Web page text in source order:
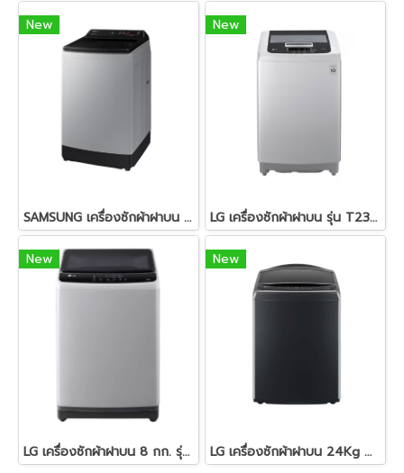
New
SAMSUNG เครื่องซักผ้าฝาบน (12 กก., อินเวอร์เตอร์, สีเทา) WA12CG5441BYST
New
LG เครื่องซักผ้าฝาบน รุ่น T2310VSPM ระบบ Smart Inverter ความจุซัก 10 กก.
New
LG เครื่องซักผ้าฝาบน 8 กก. รุ่น T2108NT1W ระบบ Smart Inverter
New
LG เครื่องซักผ้าฝาบน 24Kg WIFI สีดำ รุ่น TV2724SV9B